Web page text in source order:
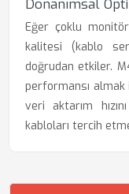
Donanımsal
Eğer çoklu monitör
kalitesi (kablo
doğrudan etkiler.
performansı
veri aktarım
kabloları tercih